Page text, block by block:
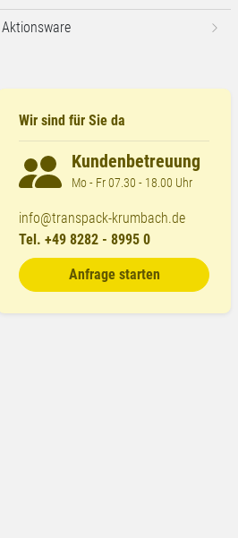
Aktionsware
Wir sind für Sie da
Kundenbetreuung
Mo - Fr 07.30 - 18.00 Uhr
info@transpack-krumbach.de
Tel. +49 8282 - 8995 0
Anfrage starten